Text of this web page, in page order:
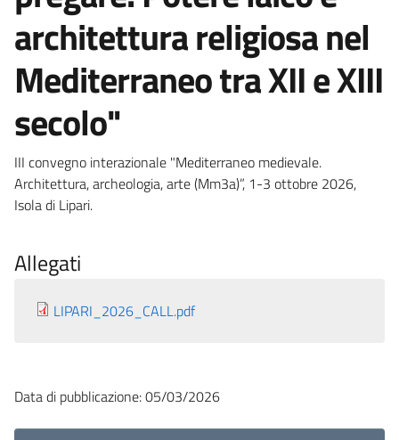
architettura religiosa nel
Mediterraneo tra XII e XIII
secolo"
III convegno interazionale "Mediterraneo medievale.
Architettura, archeologia, arte (Mm3a)”, 1-3 ottobre 2026,
Isola di Lipari.
Allegati
LIPARI_2026_CALL.pdf
Data di pubblicazione: 05/03/2026